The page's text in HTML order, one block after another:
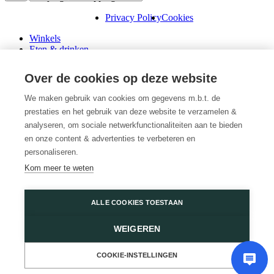
Privacy PolicyCookies
Winkels
Eten & drinken
Schenk een cadeaubon
Over ons
Wini’s
Plattegrond
Diensten
Promoties
Huur een winkel
Veelgestelde vragen
Wijnegem Shopping Center
Contacteer ons
Over de cookies op deze website
We maken gebruik van cookies om gegevens m.b.t. de
prestaties en het gebruik van deze website te verzamelen &
analyseren, om sociale netwerkfunctionaliteiten aan te bieden
en onze content & advertenties te verbeteren en
personaliseren.
Kom meer te weten
ALLE COOKIES TOESTAAN
WEIGEREN
COOKIE-INSTELLINGEN